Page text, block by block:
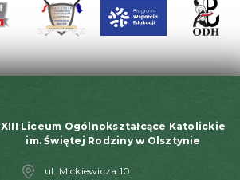
XIII Liceum Ogólnokształcące Katolickie
im. Świętej Rodziny w Olsztynie
ul. Mickiewicza 10